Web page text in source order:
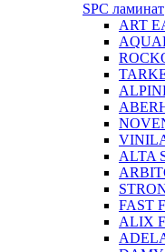
SPC ламинат
ART
ALTA
FAST
ALIX